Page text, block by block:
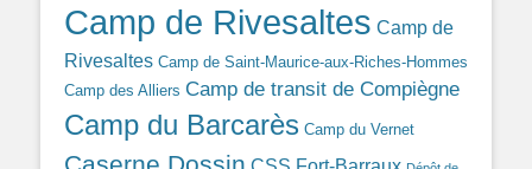
Camp de Rivesaltes Camp de
Rivesaltes Camp de Saint-Maurice-aux-Riches-Hommes
Camp des Alliers Camp de transit de Compiègne
Camp du Barcarès Camp du Vernet